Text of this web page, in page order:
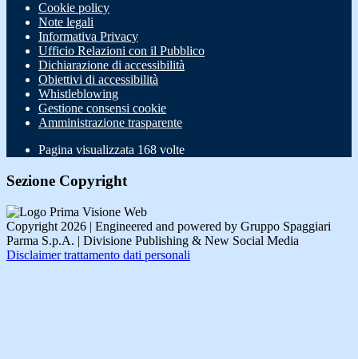
Cookie policy
Note legali
Informativa Privacy
Ufficio Relazioni con il Pubblico
Dichiarazione di accessibilità
Obiettivi di accessibilità
Whistleblowing
Gestione consensi cookie
Amministrazione trasparente
Pagina visualizzata 168 volte
Sezione Copyright
Copyright 2026 | Engineered and powered by Gruppo Spaggiari
Parma S.p.A. | Divisione Publishing & New Social Media
Disclaimer trattamento dati personali